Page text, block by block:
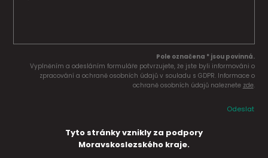
Pole označena * jsou povinná.
Vyplněním a odesláním formuláře potvrzujete, že jste byli informováni o
zpracování a ochraně osobních údajů v souladu s GDPR. Informace o
ochraně osobních údajů naleznete zde.
Odeslat
Tyto stránky vznikly za podpory
Moravskoslezského kraje.